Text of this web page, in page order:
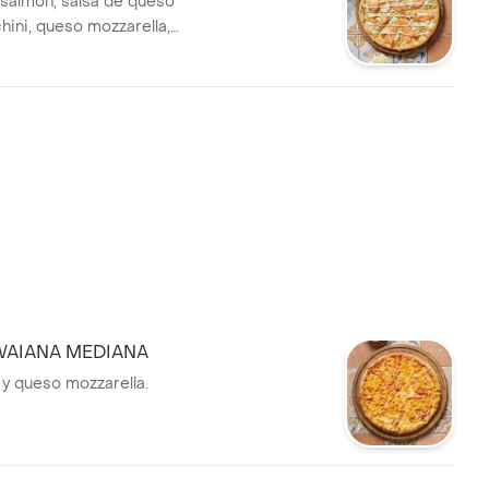
queso mozzarella,
sour cream.
MEDIANA
queso mozzarella.